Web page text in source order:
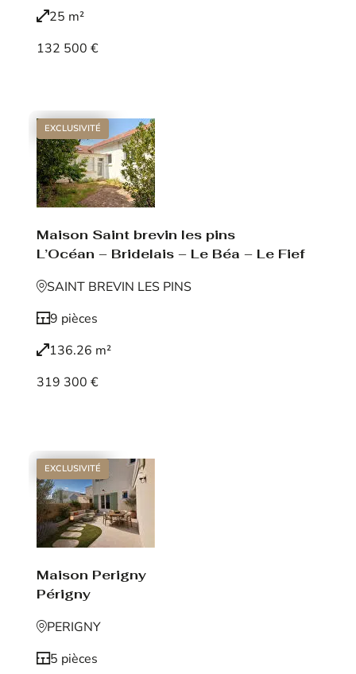
25 m²
132 500 €
EXCLUSIVITÉ
Maison Saint brevin les pins
L’Océan – Bridelais – Le Béa – Le Fief
SAINT BREVIN LES PINS
9 pièces
136.26 m²
319 300 €
EXCLUSIVITÉ
Maison Perigny
Périgny
PERIGNY
5 pièces